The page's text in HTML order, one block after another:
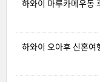
하와이 마루카메우동
하와이 오아후 신혼여